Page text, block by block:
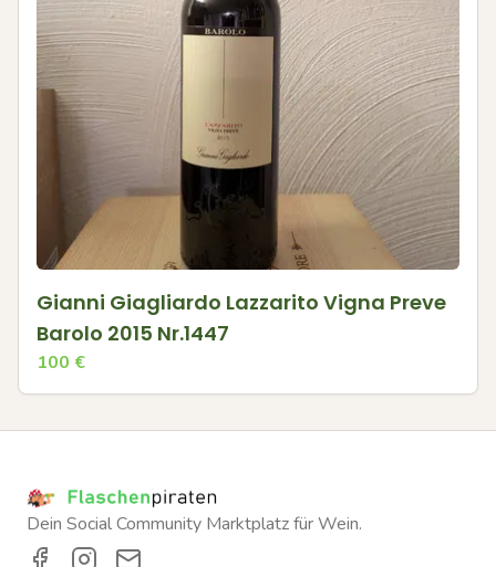
Gianni Giagliardo Lazzarito Vigna Preve
Barolo 2015 Nr.1447
100 €
Dein Social Community Marktplatz für Wein.